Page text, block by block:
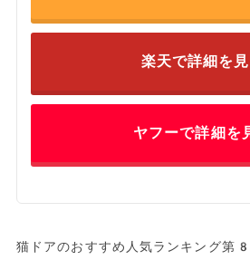
楽天で詳細を
ヤフーで詳細を
猫ドアのおすすめ人気ランキング